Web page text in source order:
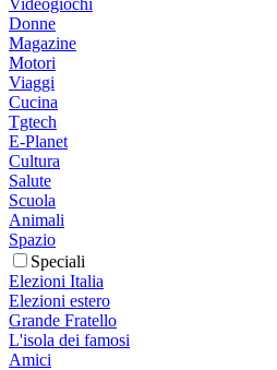
Donne
Magazine
Motori
Viaggi
Cucina
Tgtech
E-Planet
Cultura
Salute
Scuola
Animali
Spazio
Speciali
Elezioni Italia
Elezioni estero
Grande Fratello
L'isola dei famosi
Amici